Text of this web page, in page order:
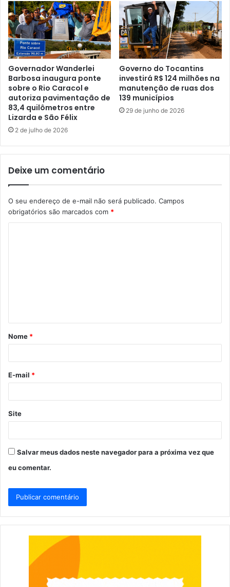
Governador Wanderlei
Barbosa inaugura ponte
sobre o Rio Caracol e
autoriza pavimentação de
83,4 quilômetros entre
Lizarda e São Félix
2 de julho de 2026
Governo do Tocantins
investirá R$ 124 milhões na
manutenção de ruas dos
139 municípios
29 de junho de 2026
Deixe um comentário
O seu endereço de e-mail não será publicado. Campos
obrigatórios são marcados com *
á
r
*
Nome *
E-mail *
Site
Salvar meus dados neste navegador para a próxima vez que
eu comentar.